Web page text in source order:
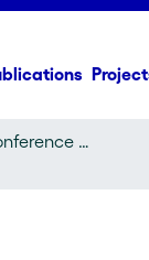
Présentation (conference presentation)